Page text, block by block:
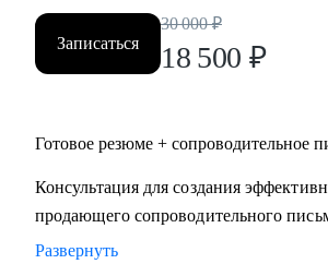
• ИТ-директор
• Директор по логистике и закупкам
• Директор по стратегическому развитию
Для своих клиентов я — Карьерный
поможет «диагностировать и
области профессионального развития:
уникальность, найти оптимальное и
Записаться
30 000 ₽
18 500 ₽
Готовое резюме + сопроводительное
Консультация для создания
продающего сопроводительного
Развернуть